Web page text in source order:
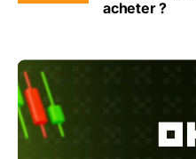
acheter ?